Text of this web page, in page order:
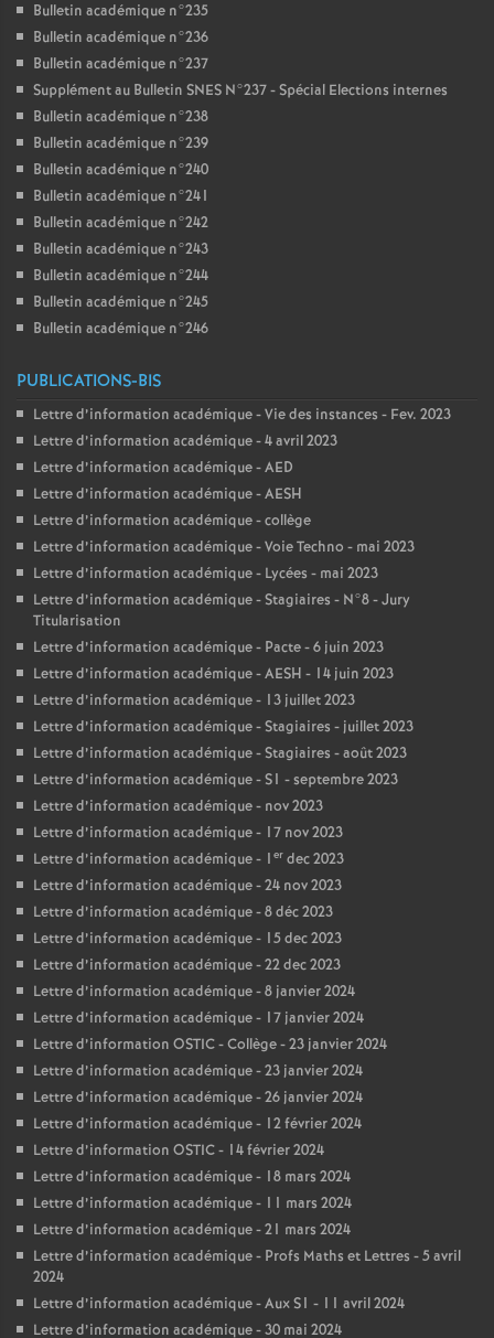
Bulletin académique n°235
Bulletin académique n°236
Bulletin académique n°237
Supplément au Bulletin SNES N°237 - Spécial Elections internes
Bulletin académique n°238
Bulletin académique n°239
Bulletin académique n°240
Bulletin académique n°241
Bulletin académique n°242
Bulletin académique n°243
Bulletin académique n°244
Bulletin académique n°245
Bulletin académique n°246
PUBLICATIONS-BIS
Lettre d’information académique - Vie des instances - Fev. 2023
Lettre d’information académique - 4 avril 2023
Lettre d’information académique - AED
Lettre d’information académique - AESH
Lettre d’information académique - collège
Lettre d’information académique - Voie Techno - mai 2023
Lettre d’information académique - Lycées - mai 2023
Lettre d’information académique - Stagiaires - N°8 - Jury
Titularisation
Lettre d’information académique - Pacte - 6 juin 2023
Lettre d’information académique - AESH - 14 juin 2023
Lettre d’information académique - 13 juillet 2023
Lettre d’information académique - Stagiaires - juillet 2023
Lettre d’information académique - Stagiaires - août 2023
Lettre d’information académique - S1 - septembre 2023
Lettre d’information académique - nov 2023
Lettre d’information académique - 17 nov 2023
Lettre d’information académique - 1 er dec 2023
Lettre d’information académique - 24 nov 2023
Lettre d’information académique - 8 déc 2023
Lettre d’information académique - 15 dec 2023
Lettre d’information académique - 22 dec 2023
Lettre d’information académique - 8 janvier 2024
Lettre d’information académique - 17 janvier 2024
Lettre d’information OSTIC - Collège - 23 janvier 2024
Lettre d’information académique - 23 janvier 2024
Lettre d’information académique - 26 janvier 2024
Lettre d’information académique - 12 février 2024
Lettre d’information OSTIC - 14 février 2024
Lettre d’information académique - 18 mars 2024
Lettre d’information académique - 11 mars 2024
Lettre d’information académique - 21 mars 2024
Lettre d’information académique - Profs Maths et Lettres - 5 avril
2024
Lettre d’information académique - Aux S1 - 11 avril 2024
Lettre d’information académique - 30 mai 2024